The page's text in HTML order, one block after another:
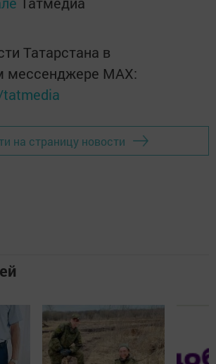
Татарстана в
мессенджере MАХ:
на страницу новости